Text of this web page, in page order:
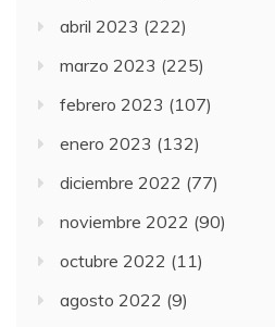
abril 2023 (222)
marzo 2023 (225)
febrero 2023 (107)
enero 2023 (132)
diciembre 2022 (77)
noviembre 2022 (90)
octubre 2022 (11)
agosto 2022 (9)